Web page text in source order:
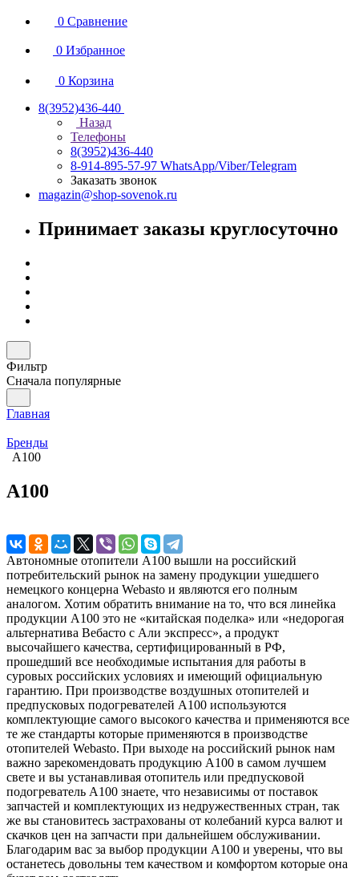
0 Сравнение
0 Избранное
0 Корзина
8(3952)436-440
Назад
Телефоны
8(3952)436-440
8-914-895-57-97 WhatsApp/Viber/Telegram
Заказать звонок
magazin@shop-sovenok.ru
Принимает заказы круглосуточно
Фильтр
Сначала популярные
Главная
Бренды
A100
A100
Автономные отопители A100 вышли на российский
потребительский рынок на замену продукции ушедшего
немецкого концерна Webasto и являются его полным
аналогом. Хотим обратить внимание на то, что вся линейка
продукции A100 это не «китайская поделка» или «недорогая
альтернатива Вебасто с Али экспресс», а продукт
высочайшего качества, сертифицированный в РФ,
прошедший все необходимые испытания для работы в
суровых российских условиях и имеющий официальную
гарантию. При производстве воздушных отопителей и
предпусковых подогревателей A100 используются
комплектующие самого высокого качества и применяются все
те же стандарты которые применяются в производстве
отопителей Webasto. При выходе на российский рынок нам
важно зарекомендовать продукцию A100 в самом лучшем
свете и вы устанавливая отопитель или предпусковой
подогреватель A100 знаете, что независимы от поставок
запчастей и комплектующих из недружественных стран, так
же вы становитесь застрахованы от колебаний курса валют и
скачков цен на запчасти при дальнейшем обслуживании.
Благодарим вас за выбор продукции A100 и уверены, что вы
останетесь довольны тем качеством и комфортом которые она